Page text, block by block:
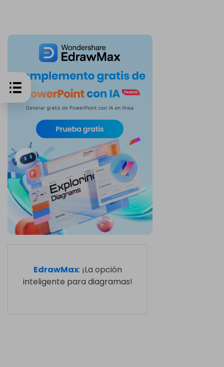
EdrawMax: ¡La opción
inteligente para diagramas!